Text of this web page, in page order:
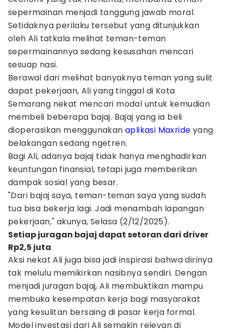
sepermainan menjadi tanggung jawab moral.
Setidaknya perilaku tersebut yang ditunjukkan
oleh Ali tatkala melihat teman-teman
sepermainannya sedang kesusahan mencari
sesuap nasi.
Berawal dari melihat banyaknya teman yang sulit
dapat pekerjaan, Ali yang tinggal di Kota
Semarang nekat mencari modal untuk kemudian
membeli beberapa bajaj. Bajaj yang ia beli
dioperasikan menggunakan aplikasi Maxride yang
belakangan sedang ngetren.
Bagi Ali, adanya bajaj tidak hanya menghadirkan
keuntungan finansial, tetapi juga memberikan
dampak sosial yang besar.
"Dari bajaj saya, teman-teman saya yang sudah
tua bisa bekerja lagi. Jadi menambah lapangan
pekerjaan," akunya, Selasa (2/12/2025).
Setiap juragan bajaj dapat setoran dari driver
Rp2,5 juta
Aksi nekat Ali juga bisa jadi inspirasi bahwa dirinya
tak melulu memikirkan nasibnya sendiri. Dengan
menjadi juragan bajaj, Ali membuktikan mampu
membuka kesempatan kerja bagi masyarakat
yang kesulitan bersaing di pasar kerja formal.
Model investasi dari Ali semakin relevan di